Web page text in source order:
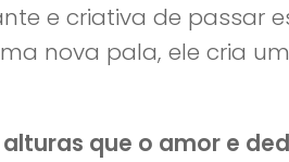
e criativa de passar
nova pala, ele cria
alturas que o amor e